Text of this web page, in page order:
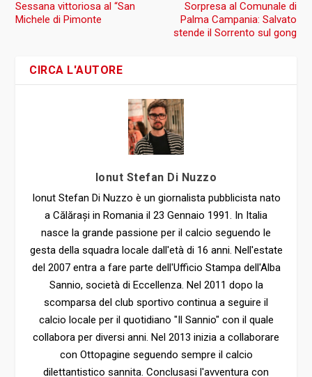
Michele di Pimonte
Palma Campania: Salvato
stende il Sorrento sul gong
CIRCA L'AUTORE
Ionut Stefan Di Nuzzo
Ionut Stefan Di Nuzzo è un giornalista pubblicista nato
a Călărași in Romania il 23 Gennaio 1991. In Italia
nasce la grande passione per il calcio seguendo le
gesta della squadra locale dall'età di 16 anni. Nell'estate
del 2007 entra a fare parte dell'Ufficio Stampa dell'Alba
Sannio, società di Eccellenza. Nel 2011 dopo la
scomparsa del club sportivo continua a seguire il
calcio locale per il quotidiano "Il Sannio" con il quale
collabora per diversi anni. Nel 2013 inizia a collaborare
con Ottopagine seguendo sempre il calcio
dilettantistico sannita. Conclusasi l'avventura con